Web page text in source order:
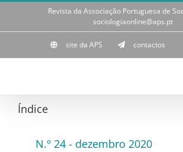
Skip
Revista da Associação Portuguesa de
sociologiaonline@aps.pt
site da APS contactos
Índice
N.º 24 - dezembro 2020